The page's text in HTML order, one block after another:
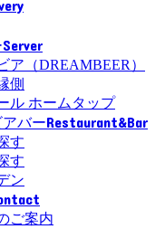
Server
ア（DREAMBEER）
側
ル ホームタップ
バーRestaurant&Bar
す
す
ン
ご案内